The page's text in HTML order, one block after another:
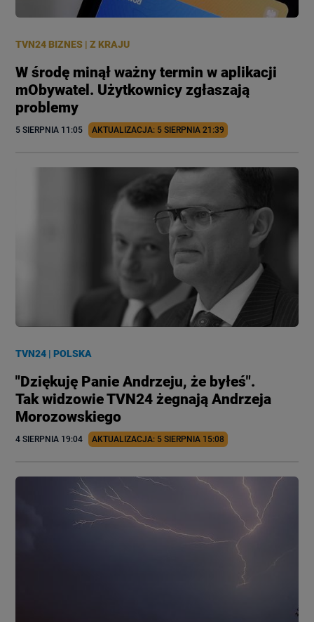
TVN24 BIZNES |Z KRAJU
W środę minął ważny termin w aplikacji
mObywatel. Użytkownicy zgłaszają
problemy
5 SIERPNIA 11:05 AKTUALIZACJA: 5 SIERPNIA 21:39
TVN24 |POLSKA
"Dziękuję Panie Andrzeju, że byłeś".
Tak widzowie TVN24 żegnają Andrzeja
Morozowskiego
4 SIERPNIA 19:04 AKTUALIZACJA: 5 SIERPNIA 15:08